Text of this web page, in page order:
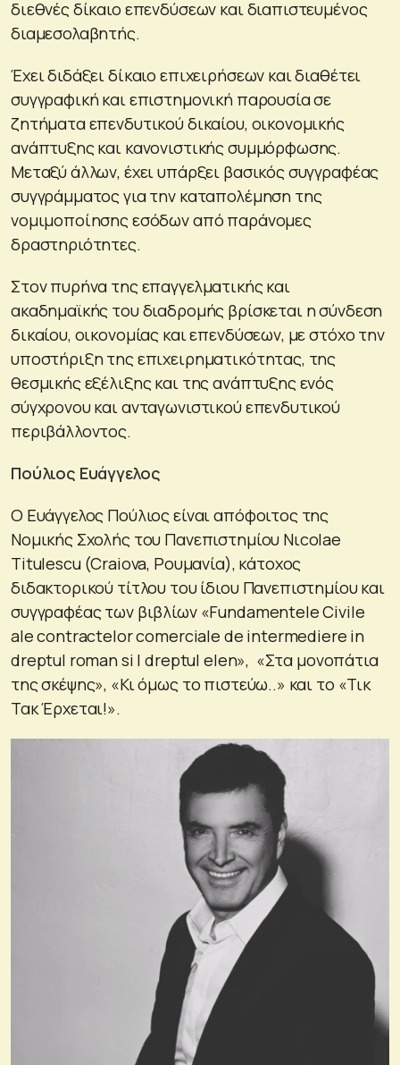
διεθνές δίκαιο επενδύσεων και διαπιστευμένος
διαμεσολαβητής.
Έχει διδάξει δίκαιο επιχειρήσεων και διαθέτει
συγγραφική και επιστημονική παρουσία σε
ζητήματα επενδυτικού δικαίου, οικονομικής
ανάπτυξης και κανονιστικής συμμόρφωσης.
Μεταξύ άλλων, έχει υπάρξει βασικός συγγραφέας
συγγράμματος για την καταπολέμηση της
νομιμοποίησης εσόδων από παράνομες
δραστηριότητες.
Στον πυρήνα της επαγγελματικής και
ακαδημαϊκής του διαδρομής βρίσκεται η σύνδεση
δικαίου, οικονομίας και επενδύσεων, με στόχο την
υποστήριξη της επιχειρηματικότητας, της
θεσμικής εξέλιξης και της ανάπτυξης ενός
σύγχρονου και ανταγωνιστικού επενδυτικού
περιβάλλοντος.
Πούλιος Ευάγγελος
Ο Ευάγγελος Πούλιος είναι απόφοιτος της
Νομικής Σχολής του Πανεπιστημίου Nιcolae
Titulescu (Craiova, Ρουμανία), κάτοχος
διδακτορικού τίτλου του ίδιου Πανεπιστημίου και
συγγραφέας των βιβλίων «Fundamentele Civile
ale contractelor comerciale de intermediere in
dreptul roman si I dreptul elen», «Στα μονοπάτια
της σκέψης», «Κι όμως το πιστεύω..» και το «Τικ
Τακ Έρχεται!».